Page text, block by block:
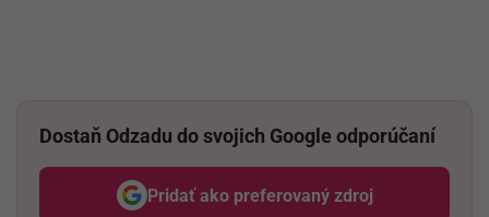
Dostaň Odzadu do svojich Google odporúčaní
Pridať ako preferovaný zdroj
Odzadu, odkaz sa otvorí v